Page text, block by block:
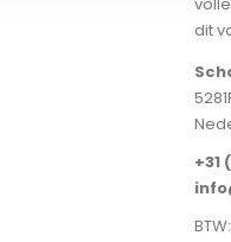
dit
+31